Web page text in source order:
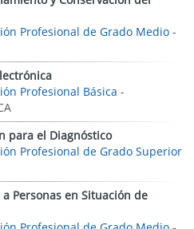
Profesional de Grado Medio -
Profesional Básica -
para el Diagnóstico
Profesional de Grado Superior
Personas en Situación de